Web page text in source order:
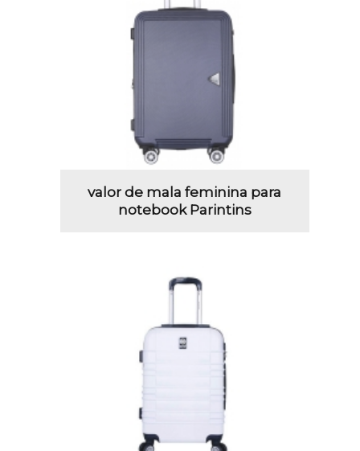
valor de mala feminina para
notebook Parintins